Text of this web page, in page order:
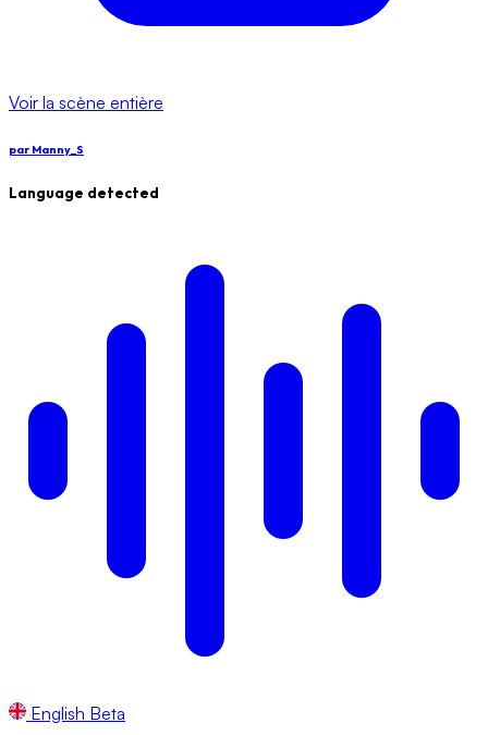
Voir la scène entière
par Manny_S
Language detected
English Beta